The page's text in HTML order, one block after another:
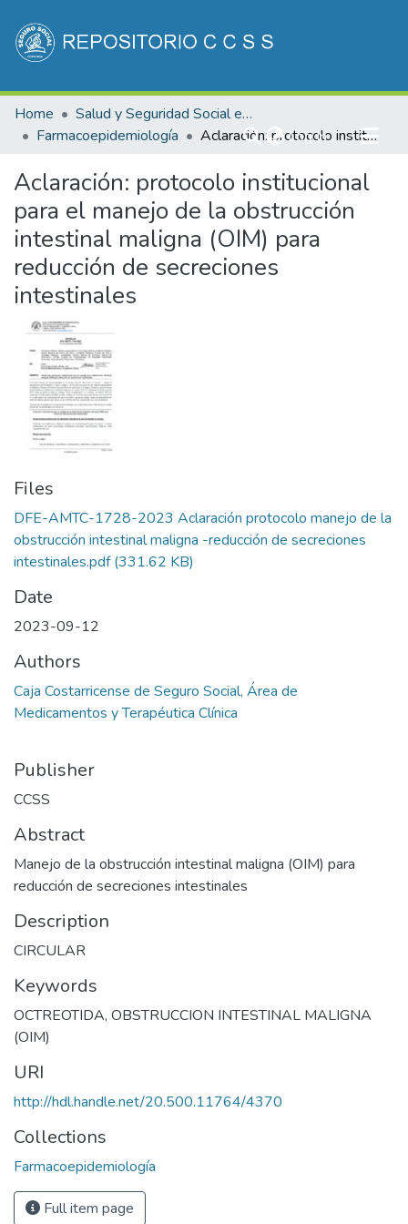
Log In(current)
Communities & Collections
All of DSpace
Home
Salud y Seguridad Social en Costa Rica
Farmacoepidemiología
Aclaración: protocolo institucional para el manejo de la obstrucción intestinal maligna (OIM) para reducción de secreciones intestinales
Aclaración: protocolo institucional
para el manejo de la obstrucción
intestinal maligna (OIM) para
reducción de secreciones
intestinales
Files
DFE-AMTC-1728-2023 Aclaración protocolo manejo de la
obstrucción intestinal maligna -reducción de secreciones
intestinales.pdf(331.62 KB)
Date
2023-09-12
Authors
Caja Costarricense de Seguro Social, Área de
Medicamentos y Terapéutica Clínica
Publisher
CCSS
Abstract
Manejo de la obstrucción intestinal maligna (OIM) para
reducción de secreciones intestinales
Description
CIRCULAR
Keywords
OCTREOTIDA, OBSTRUCCION INTESTINAL MALIGNA
(OIM)
URI
http://hdl.handle.net/20.500.11764/4370
Collections
Farmacoepidemiología
Full item page